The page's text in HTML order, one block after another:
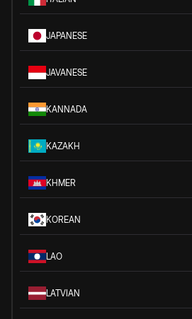
JAPANESE
JAVANESE
KANNADA
KAZAKH
KHMER
KOREAN
LAO
LATVIAN